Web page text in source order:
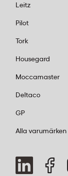
Leitz
Pilot
Tork
Housegard
Moccamaster
Deltaco
GP
Alla varumärken